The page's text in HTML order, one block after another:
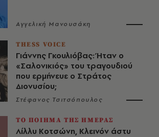
Αγγελική Μανουσάκη
THESS VOICE
Γιάννης Γκουλιόβας: Ήταν ο
«Σαλονικιός» του τραγουδιού
που ερμήνευε ο Στράτος
Διονυσίου;
Στέφανος Τσιτσόπουλος
ΤΟ ΠΟΙΗΜΑ ΤΗΣ ΗΜΕΡΑΣ
Λίλλυ Κοτσώνη, Κλεινόν άστυ